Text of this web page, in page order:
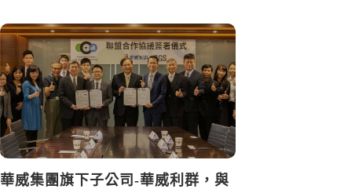
華威集團旗下子公司-華威利群，與